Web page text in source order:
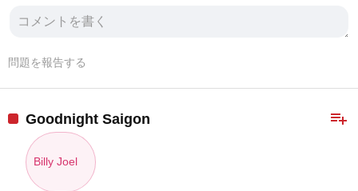
問題を報告する
playlist_add
Goodnight Saigon
Billy Joel